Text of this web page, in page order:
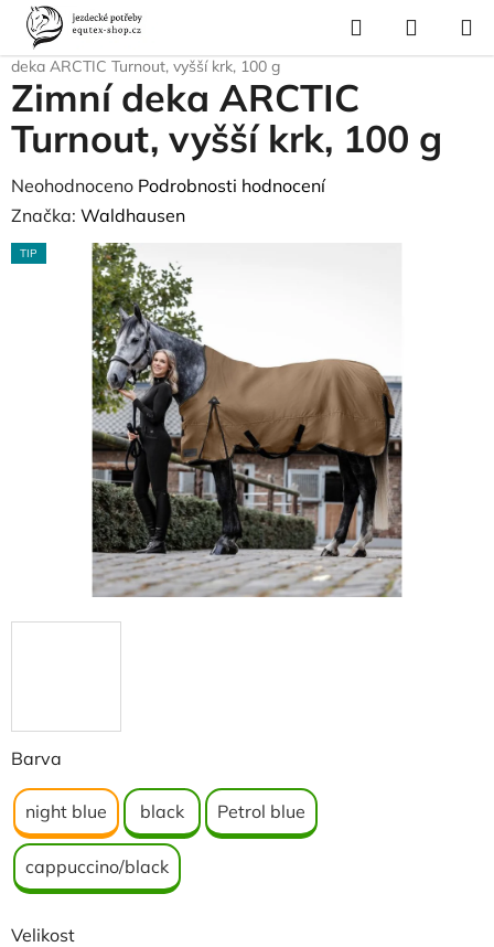
Přejít
obsah
Hledat
KOŠÍK
Domů
Pro koně
deka ARCTIC Turnout, vyšší krk, 100 g
Barva
night blue black Petrol blue
cappuccino/black
Velikost
Zimní deka ARCTIC
Turnout, vyšší krk, 100 g
Průměrné
hodnocení
produktu
hvězdiček.
Neohodnoceno Podrobnosti hodnocení
Značka: Waldhausen
TIP